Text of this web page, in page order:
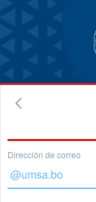
Dirección de correo